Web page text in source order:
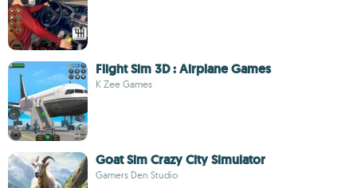
Flight Sim 3D : Airplane Games
K Zee Games
Goat Sim Crazy City Simulator
Gamers Den Studio